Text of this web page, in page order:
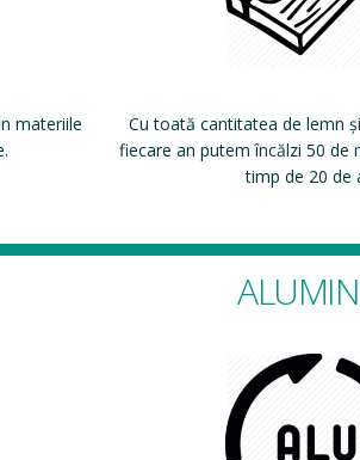
materiile
Cu toată cantitatea de lemn
fiecare an putem încălzi 50 de
timp de 20 de